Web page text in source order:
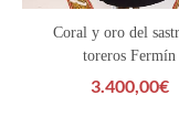
Coral y oro del
toreros Fermín
3.400,00€